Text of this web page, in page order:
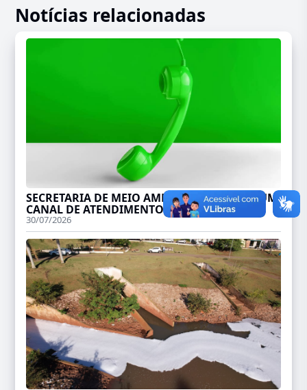
Notícias relacionadas
SECRETARIA DE MEIO AMBIENTE TEM MAIS UM
CANAL DE ATENDIMENTO!
30/07/2026